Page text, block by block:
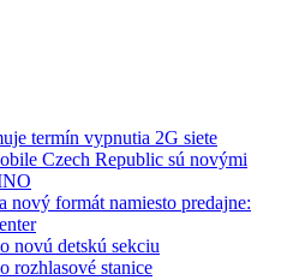
termín vypnutia 2G siete
Czech Republic sú novými
nový formát namiesto predajne:
novú detskú sekciu
rozhlasové stanice